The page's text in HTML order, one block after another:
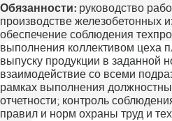
Обязанности: руководство
производстве железобетонных
обеспечение соблюдения
выполнения коллективом цеха
выпуску продукции в заданной
взаимодействие со всеми
рамках выполнения
отчетности; контроль
правил и норм охраны труд и